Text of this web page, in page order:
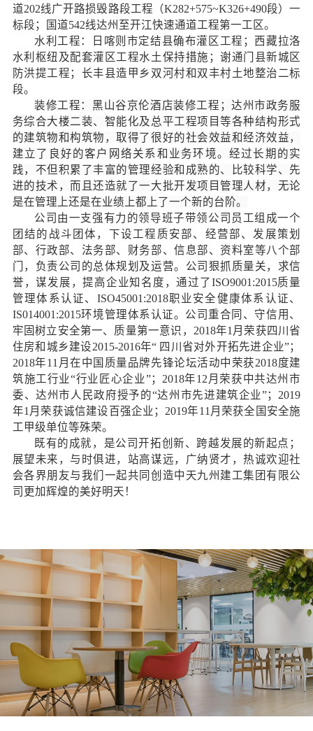
道202线广开路损毁路段工程（K282+575~K326+490段）一
标段；国道542线达州至开江快速通道工程第一工区。
水利工程：日喀则市定结县确布灌区工程； 西藏拉洛
水利枢纽及配套灌区工程水土保持措施 ；谢通门县新城区
防洪提工程；长丰县造甲乡双河村和双丰村土地整治二标
段。
装修工程：黑山谷京伦酒店装修工程；达州市政务服
务综合大楼二装、智能化及总平工程项目等各种结构形式
的建筑物和构筑物，取得了很好的社会效益和经济效益，
建立了良好的客户网络关系和业务环境。经过长期的实
践，不但积累了丰富的管理经验和成熟的、比较科学、先
进的技术，而且还造就了一大批开发项目管理人材，无论
是在管理上还是在业绩上都上了一个新的台阶。
公司由一支强有力的领导班子带领公司员工组成一个
团结的战斗团体，下设工程质安部、经营部、发展策划
部、行政部、法务部、财务部、信息部、资料室等八个部
门，负责公司的总体规划及运营。公司狠抓质量关，求信
誉，谋发展，提高企业知名度，通过了ISO9001:2015质量
管理体系认证、ISO45001:2018职业安全健康体系认证、
IS014001:2015环境管理体系认证。公司重合同、守信用、
牢固树立安全第一、质量第一意识，2018年1月荣获四川省
住房和城乡建设2015-2016年“ 四川省对外开拓先进企业”；
2018年11月在中国质量品牌先锋论坛活动中荣获2018度建
筑施工行业“行业匠心企业”；2018年12月荣获中共达州市
委、达州市人民政府授予的“达州市先进建筑企业”；2019
年1月荣获诚信建设百强企业；2019年11月荣获全国安全施
工甲级单位等殊荣。
既有的成就，是公司开拓创新、跨越发展的新起点；
展望未来，与时俱进，站高谋远，广纳贤才，热诚欢迎社
会各界朋友与我们一起共同创造中天九州建工集团有限公
司更加辉煌的美好明天！